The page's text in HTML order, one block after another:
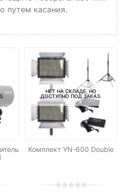
путем касания.
НЕТ НА СКЛАДЕ, НО
ДОСТУПНО ПОД ЗАКАЗ.
Комплект YN-600 Double